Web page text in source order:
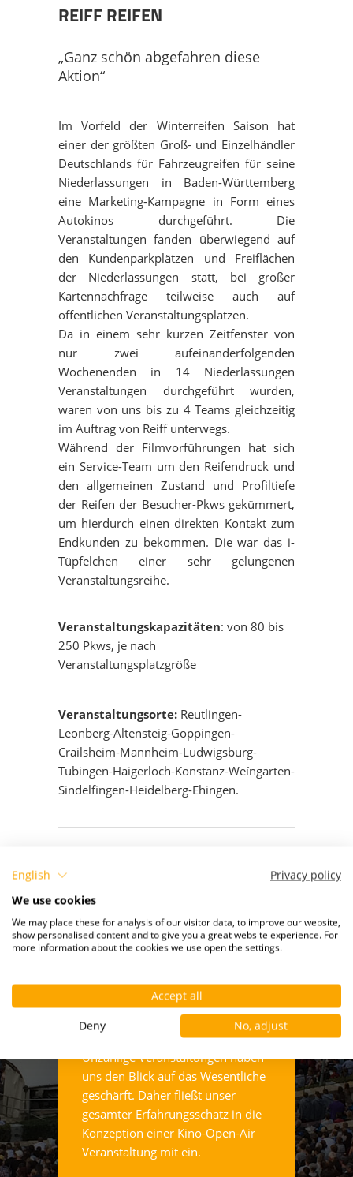
NACHHALTIGKEIT
STELLEN
FILMAUSWAHL
RUND-UM-SERVICE
EQUIPMENT
OPEN AIR KINO
INDOOR KINO
FILMMUSIK-KONZERTE
FILMPREMIEREN
PROMOTRAILER
LEINWÄNDE
KOPFHÖRER - SILENT CINEMA
STÜHLE & ZUBEHÖR
ÜBERSICHT
AUTOKINO
INDOOR KINO
FILMMUSIK-KONZERTE
FILMPREMIEREN
MEHRWERTE
KONTAKT
DATENSCHUTZ
DISCLAIMER
IMPRESSUM
REIFF REIFEN
„Ganz schön abgefahren diese
Aktion“
Im Vorfeld der Winterreifen Saison hat
einer der größten Groß- und Einzelhändler
Deutschlands für Fahrzeugreifen für seine
Niederlassungen in Baden-Württemberg
eine Marketing-Kampagne in Form eines
Autokinos durchgeführt. Die
Veranstaltungen fanden überwiegend auf
den Kundenparkplätzen und Freiflächen
der Niederlassungen statt, bei großer
Kartennachfrage teilweise auch auf
öffentlichen Veranstaltungsplätzen.
Da in einem sehr kurzen Zeitfenster von
nur zwei aufeinanderfolgenden
Wochenenden in 14 Niederlassungen
Veranstaltungen durchgeführt wurden,
waren von uns bis zu 4 Teams gleichzeitig
im Auftrag von Reiff unterwegs.
Während der Filmvorführungen hat sich
ein Service-Team um den Reifendruck und
den allgemeinen Zustand und Profiltiefe
der Reifen der Besucher-Pkws gekümmert,
um hierdurch einen direkten Kontakt zum
Endkunden zu bekommen. Die war das i-
Tüpfelchen einer sehr gelungenen
Veranstaltungsreihe.
Veranstaltungskapazitäten: von 80 bis
250 Pkws, je nach
Veranstaltungsplatzgröße
Veranstaltungsorte: Reutlingen-
Leonberg-Altensteig-Göppingen-
Crailsheim-Mannheim-Ludwigsburg-
Tübingen-Haigerloch-Konstanz-Weíngarten-
Sindelfingen-Heidelberg-Ehingen.
01 - KONZEPTION
Unzählige Veranstaltungen haben
uns den Blick auf das Wesentliche
geschärft. Daher fließt unser
gesamter Erfahrungsschatz in die
Konzeption einer Kino-Open-Air
Veranstaltung mit ein.
English
Privacy policy
We use cookies
We may place these for analysis of our visitor data, to improve our website,
show personalised content and to give you a great website experience. For
more information about the cookies we use open the settings.
Accept all
Deny
No, adjust